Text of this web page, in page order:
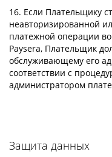
16. Если Плательщику
неавторизированной
платежной операции
Paysera, Плательщик
обслуживающему его
соответствии с
администратором
Защита данных